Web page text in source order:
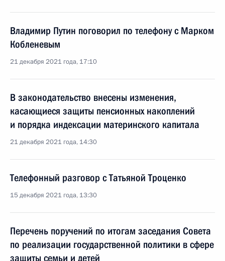
Владимир Путин поговорил по телефону с Марком
Кобленевым
21 декабря 2021 года, 17:10
В законодательство внесены изменения,
касающиеся защиты пенсионных накоплений
и порядка индексации материнского капитала
21 декабря 2021 года, 14:30
Телефонный разговор с Татьяной Троценко
15 декабря 2021 года, 13:30
Перечень поручений по итогам заседания Совета
по реализации государственной политики в сфере
защиты семьи и детей